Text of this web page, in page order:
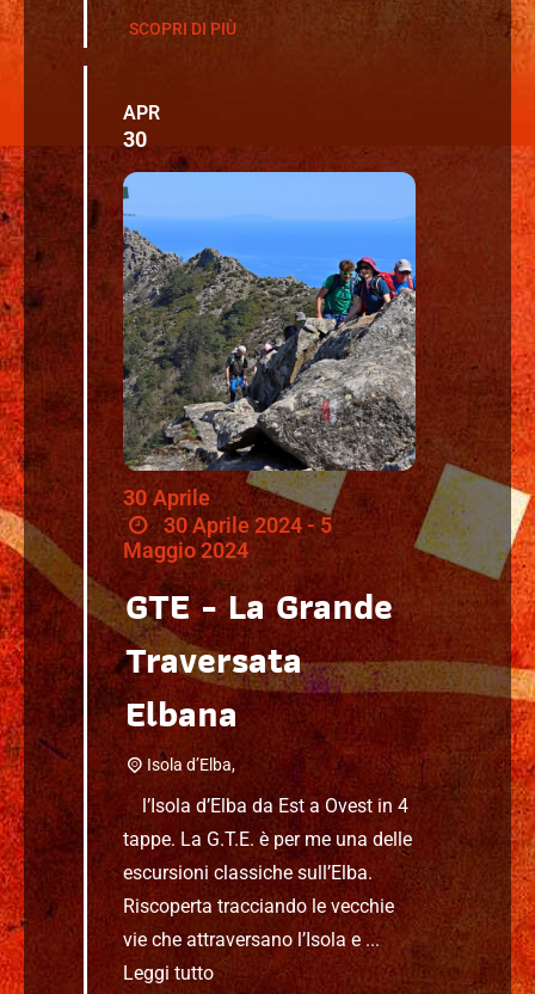
SCOPRI DI PIÙ
APR
30
30 Aprile
30 Aprile 2024 - 5
Maggio 2024
GTE - La Grande
Traversata
Elbana
Isola d’Elba,
l’Isola d’Elba da Est a Ovest in 4
tappe. La G.T.E. è per me una delle
escursioni classiche sull’Elba.
Riscoperta tracciando le vecchie
vie che attraversano l’Isola e ...
Leggi tutto